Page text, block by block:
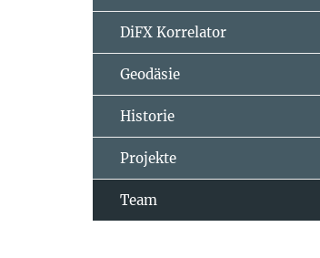
DiFX Korrelator
Geodäsie
Historie
Projekte
Team